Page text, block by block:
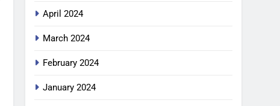
April 2024
March 2024
February 2024
January 2024